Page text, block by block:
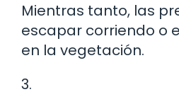
Mientras tanto, las
escapar corriendo o
en la vegetación.
3.